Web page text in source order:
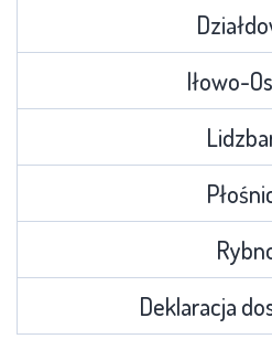
Iłowo-
Deklaracja